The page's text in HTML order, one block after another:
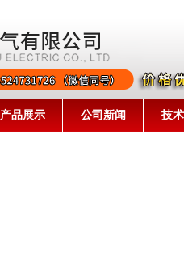
产品展示 公司新闻 技